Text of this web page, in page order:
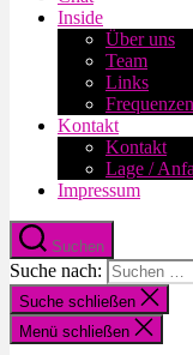
Inside
Über uns
Team
Links
Frequenzen
Kontakt
Kontakt
Lage /
Impressum
Suchen
Suche nach:
Suche schließen
Menü schließen